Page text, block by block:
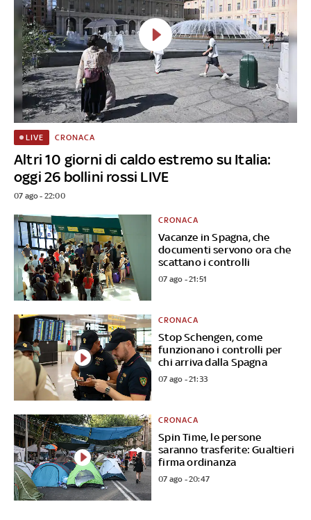
Altri 10 giorni di caldo estremo su Italia:
oggi 26 bollini rossi LIVE
LIVE CRONACA
07 ago - 22:00
Vacanze in Spagna, che
documenti servono ora che
scattano i controlli
CRONACA
07 ago - 21:51
Stop Schengen, come
funzionano i controlli per
chi arriva dalla Spagna
CRONACA
07 ago - 21:33
Spin Time, le persone
saranno trasferite: Gualtieri
firma ordinanza
CRONACA
07 ago - 20:47